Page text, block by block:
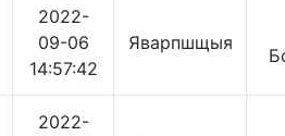
2022-
09-06
14:57:42
Яварпшщыя
2022-